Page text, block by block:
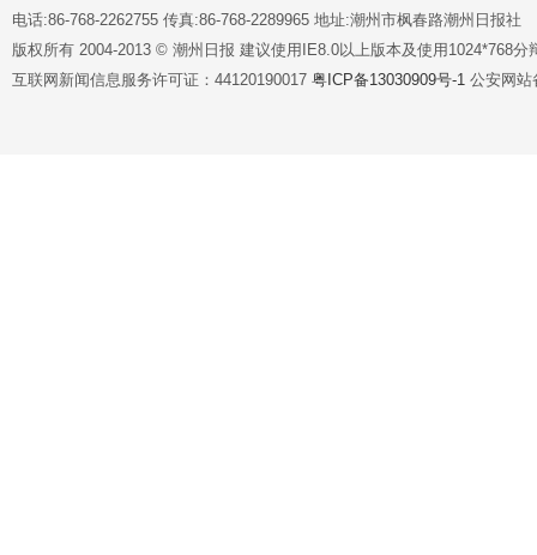
电话:86-768-2262755 传真:86-768-2289965 地址:潮州市枫春路潮州日报社
版权所有 2004-2013 © 潮州日报 建议使用IE8.0以上版本及使用1024*768分
互联网新闻信息服务许可证：44120190017 粤ICP备13030909号-1 公安网站